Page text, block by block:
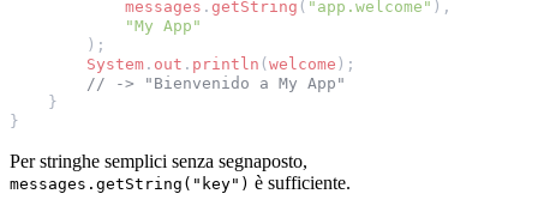
messages . getString ( "app.welcome" ),
"My App"
);
System . out . println (welcome );
// -> "Bienvenido a My App"
}
}
Per stringhe semplici senza segnaposto,
messages.getString("key") è sufficiente.